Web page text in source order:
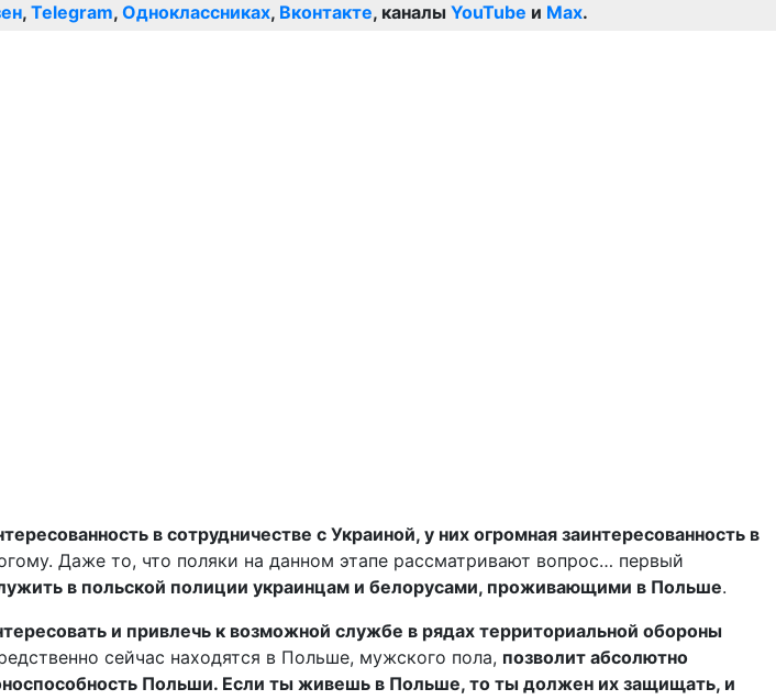
, Telegram, Одноклассниках, Вконтакте, каналы YouTube и Max.
в сотрудничестве с Украиной, у них огромная заинтересованность в
Даже то, что поляки на данном этапе рассматривают вопрос… первый
в польской полиции украинцам и белорусами, проживающими в Польше.
и привлечь к возможной службе в рядах территориальной обороны
сейчас находятся в Польше, мужского пола, позволит абсолютно
Польши. Если ты живешь в Польше, то ты должен их защищать, и